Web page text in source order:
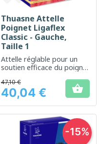
Thuasne Attelle
Poignet Ligaflex
Classic - Gauche,
Taille 1
Attelle réglable pour un
soutien efficace du poignet
Prix
47,10 €
40,04 € 
-15%